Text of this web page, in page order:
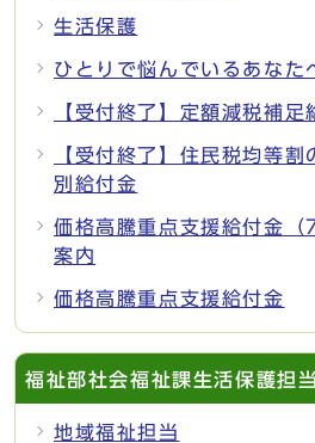
生活保護
ひとりで悩んでいるあなた
【受付終了】定額減税補足
【受付終了】住民税均等
別給付金
価格高騰重点支援給付金（
案内
価格高騰重点支援給付金
福祉部社会福祉課生活保護担当
地域福祉担当